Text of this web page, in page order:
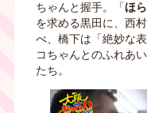
ちゃんと握手。「ほ
を求める黒田に、西
べ、橋下は「絶妙な
コちゃんとのふれあ
たち。